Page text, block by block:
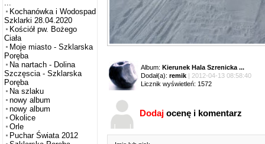
...
Kochanówka i Wodospad
Szklarki 28.04.2020
Kościół pw. Bożego
Ciała
Moje miasto - Szklarska
Poręba
Na nartach - Dolina
Szczęscia - Szklarska
Poręba
Na szlaku
nowy album
nowy album
Okolice
Orle
Puchar Świata 2012
Album: Kierunek Hala Szrenicka ...
Dodał(a): remik | 2012-04-13 08:58:40
Licznik wyświetleń: 1572
Dodaj ocenę i komentarz